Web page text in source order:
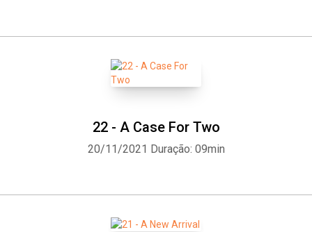
22 - A Case For Two
20/11/2021 Duração: 09min